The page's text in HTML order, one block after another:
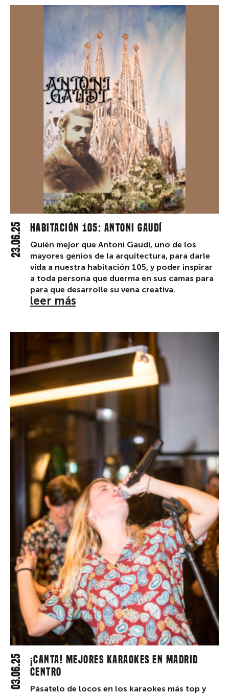
Habitación 105: Antoni Gaudí
23.06.25
Quién mejor que Antoni Gaudí, uno de los
mayores genios de la arquitectura, para darle
vida a nuestra habitación 105, y poder inspirar
a toda persona que duerma en sus camas para
para que desarrolle su vena creativa.
leer más
¡CANTA! Mejores karaokes en Madrid
centro
03.06.25
Pásatelo de locos en los karaokes más top y